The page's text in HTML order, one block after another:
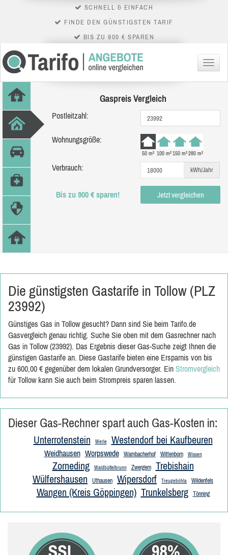
SCHNELL & EINFACH
FINDE DEN GÜNSTIGSTEN TARIF
BIS ZU 900 € SPAREN
Menü
Gaspreis Vergleich
Postleitzahl:
Wohnungsgröße:
50 m² 100 m²150 m²280 m²
Verbrauch: kWh/Jahr
Bis zu 900 € sparen! Jetzt vergleichen
Die günstigsten Gastarife in Tollow (PLZ
23992)
Günstiges Gas in Tollow gesucht? Dann sind Sie beim Tarifo.de
Gasvergleich genau richtig. Suche Sie oben mit dem Gasrechner nach
Gas in Tollow (23992). Das Ergebnis dieser Gas-Suche zeigt Ihnen die
günstigen Gastarife an. Diese Gastarife bieten eine Ersparnis von bis
zu 600,00 € gegenüber dem lokalen Grundversorger. Ein Stromvergleich
für Tollow kann Sie auch beim Strompreis sparen lassen.
Dieser Gas-Rechner spart auch Gas-Kosten in:
Unterrotenstein Werle Westendorf bei Kaufbeuren
Weidhausen Worpswede Wambacherhof Wittenborn Wissen
Zorneding Waldbüttelbrunn Zwergern
Trebishain
Wülfershausen
Uthausen Wipersdorf Treugeböhla Wildenfels
Wangen (Kreis Göppingen) Trunkelsberg Tönning